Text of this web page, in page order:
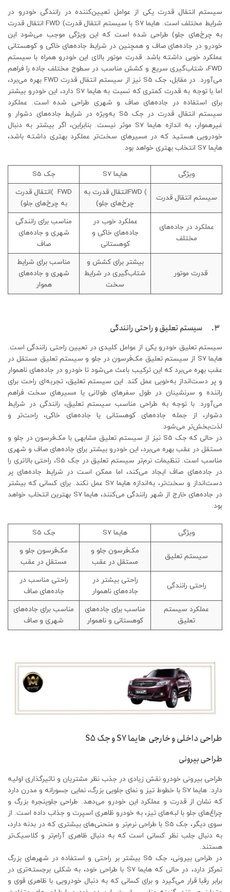
سیستم انتقال قدرت یکی از عوامل تعیین‌کننده در رانندگی خودرو در
شرایط مختلف است. هایما S7 با سیستم انتقال قدرت) FWD انتقال قدرت
به چرخ‌های جلو) طراحی شده است که این ویژگی موجب می‌شود این
خودرو در جاده‌های صاف و همچنین در شرایط جاده‌های خاکی و کوهستانی
عملکرد خوبی داشته باشد. قدرت موتور بالای این خودرو همراه با سیستم
FWD، شتاب‌گیری سریع و کشش مناسب در سطوح مختلف جاده را فراهم
می‌آورد. در مقابل، جک S5 نیز از سیستم انتقال قدرت FWD بهره می‌برد،
اما با توجه به قدرت کمتری که نسبت به هایما S7 دارد، این خودرو بیشتر
برای استفاده در جاده‌های صاف و شهری طراحی شده است. عملکرد
سیستم انتقال قدرت در جک S5 به‌ویژه در شرایط جاده‌های دشوار و
غیرهموار، به اندازه هایما S7 موثر نیست. بنابراین، اگر بیشتر به دنبال
خودرویی هستید که در مسیرهای سخت‌تر عملکرد بهتری داشته باشد،
هایما S7 انتخاب بهتری خواهد بود.
ویژگی هایما S7 جک S5
سیستم انتقال قدرت
) FWDانتقال قدرت به
چرخ‌های جلو)
FWD )انتقال قدرت
به چرخ‌های جلو)
عملکرد در جاده‌های
مختلف
عملکرد خوب در
جاده‌های خاکی و
کوهستانی
مناسب برای رانندگی
شهری و جاده‌های
صاف
قدرت موتور
بیشتر برای کشش و
شتاب‌گیری در شرایط
سخت
مناسب برای شرایط
شهری و جاده‌های
هموار
سیستم تعلیق خودرو یکی از عوامل کلیدی در تعیین راحتی رانندگی است.
هایما S7 از سیستم تعلیق مک‌فرسون در جلو و سیستم تعلیق مستقل در
عقب بهره می‌برد که این ترکیب باعث می‌شود تا خودرو در جاده‌های ناهموار
و پر دست‌انداز به‌خوبی عمل کند. این سیستم تعلیق، تجربه‌ای راحت برای
راننده و سرنشینان در طول سفرهای طولانی یا مسیرهای سخت فراهم
می‌آورد. با توجه به طراحی مناسب سیستم تعلیق، رانندگی در شرایط
دشوار، از جمله جاده‌های کوهستانی یا جاده‌های خاکی، راحت‌تر و
لذت‌بخش‌تر می‌شود.
در حالی که جک S5 نیز از سیستم تعلیق مشابهی با مک‌فرسون در جلو و
مستقل در عقب بهره می‌برد، این خودرو بیشتر برای جاده‌های صاف و شهری
مناسب است. تنظیمات نرم‌تر سیستم تعلیق در جک S5، راحتی بالاتری را
در جاده‌های صاف ایجاد می‌کند، اما ممکن است در شرایط جاده‌های پر
دست‌انداز و سخت‌تر، به‌اندازه هایما S7 عمل نکند. برای کسانی که بیشتر
در جاده‌های خارج از شهر رانندگی می‌کنند، هایما S7 بهترین انتخاب خواهد
بود.
ویژگی هایما S7 جک S5
سیستم تعلیق
مک‌فرسون جلو و
مستقل در عقب
مک‌فرسون جلو و
مستقل در عقب
راحتی رانندگی
راحتی بیشتر در
جاده‌های ناهموار
راحتی مناسب در
جاده‌های صاف
عملکرد سیستم
تعلیق
مناسب برای جاده‌های
کوهستانی و ناهموار
مناسب برای جاده‌های
شهری و صاف
طراحی داخلی و خارجی هایما S7 و جک S5
طراحی بیرونی
طراحی بیرونی خودرو نقش زیادی در جذب نظر مشتریان و تاثیرگذاری اولیه
دارد. هایما S7 با خطوط تیز و نمای جلویی بزرگ، نمایی جسورانه و مدرن دارد
که نشان از قدرت و عملکرد این خودرو می‌دهد. طراحی جلوپنجره بزرگ و
چراغ‌های جلو با لبه‌های تیز، به خودرو ظاهری اسپرت و جذاب داده است. از
سوی دیگر، جک S5 با طراحی نرم‌تر و منحنی‌های بیشتری که در بدنه دارد،
به دنبال جلب نظر کسانی است که به دنبال ظاهری آرام‌تر و کلاسیک‌تر
هستند.
در طراحی بیرونی، جک S5 بیشتر بر راحتی و استفاده در شهرهای بزرگ
تمرکز دارد، در حالی که هایما S7 با طراحی خود، به شکلی برجسته‌تری در
برابر رقبا قرار می‌گیرد و برای کسانی که به دنبال خودرویی با ظاهری قوی و